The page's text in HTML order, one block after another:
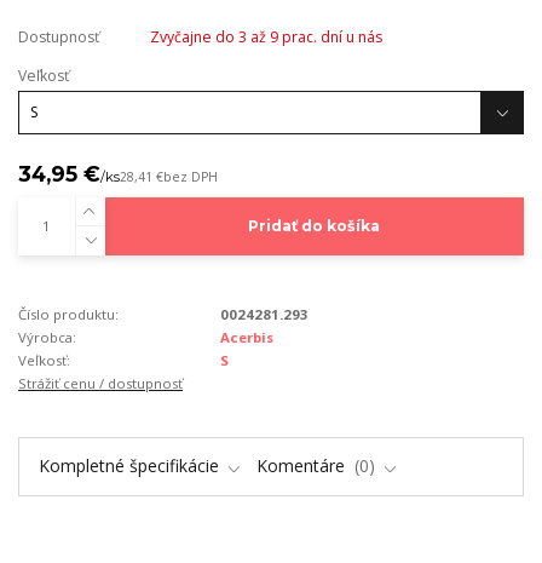
Dostupnosť
Zvyčajne do 3 až 9 prac. dní u nás
Veľkosť
34,95 €/ks28,41 €bez DPH
Pridať do košíka
Číslo produktu:
0024281.293
Výrobca:
Acerbis
Veľkosť:
S
Strážiť cenu / dostupnosť
Kompletné špecifikácie Komentáre 0